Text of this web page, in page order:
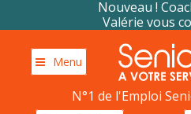
Nouveau !
Valérie vous
Menu
N°1 de l'Emploi